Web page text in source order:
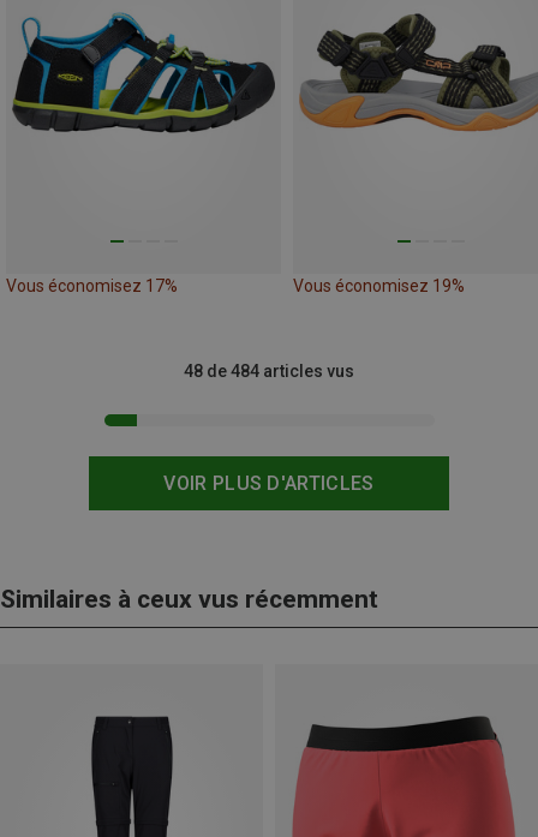
Vous économisez 17% Vous économisez 19%
VOIR PLUS D'ARTICLES
48 de 484 articles vus
Similaires à ceux vus récemment